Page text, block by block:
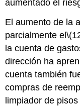
aumentado el
El aumento de la
parcialmente el
la cuenta de
dirección ha
cuenta también
compras de
limpiador de